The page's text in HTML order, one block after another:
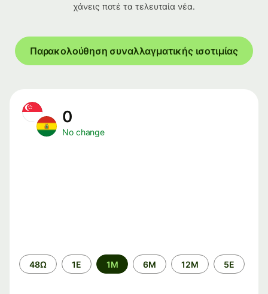
χάνεις ποτέ τα τελευταία νέα.
Παρακολούθηση συναλλαγματικής ισοτιμίας
0
No change
Time
period
48Ω 1Ε 1M 6M 12M 5Ε